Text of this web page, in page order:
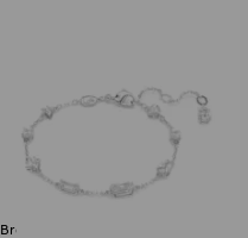
Bransoletka Mesmera